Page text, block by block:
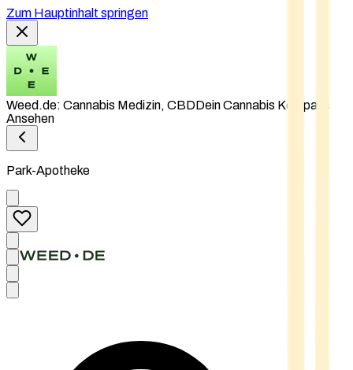
Zum Hauptinhalt springen
Weed.de: Cannabis Medizin, CBDDein Cannabis Kompass
Ansehen
Park-Apotheke